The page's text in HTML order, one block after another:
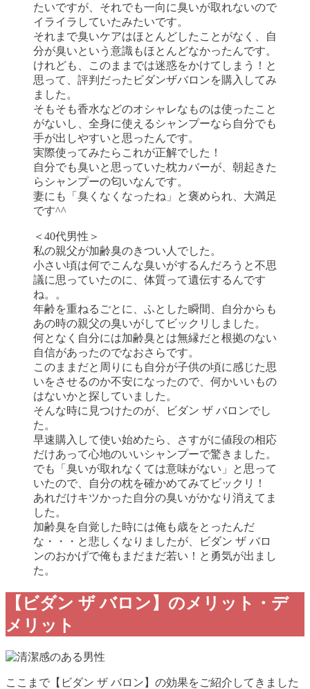
たいですが、それでも一向に臭いが取れないので
イライラしていたみたいです。
それまで臭いケアはほとんどしたことがなく、自
分が臭いという意識もほとんどなかったんです。
けれども、このままでは迷惑をかけてしまう！と
思って、評判だったビダンザバロンを購入してみ
ました。
そもそも香水などのオシャレなものは使ったこと
がないし、全身に使えるシャンプーなら自分でも
手が出しやすいと思ったんです。
実際使ってみたらこれが正解でした！
自分でも臭いと思っていた枕カバーが、朝起きた
らシャンプーの匂いなんです。
妻にも「臭くなくなったね」と褒められ、大満足
です^^
＜40代男性＞
私の親父が加齢臭のきつい人でした。
小さい頃は何でこんな臭いがするんだろうと不思
議に思っていたのに、体質って遺伝するんです
ね。。
年齢を重ねるごとに、ふとした瞬間、自分からも
あの時の親父の臭いがしてビックリしました。
何となく自分には加齢臭とは無縁だと根拠のない
自信があったのでなおさらです。
このままだと周りにも自分が子供の頃に感じた思
いをさせるのか不安になったので、何かいいもの
はないかと探していました。
そんな時に見つけたのが、ビダン ザ バロンでし
た。
早速購入して使い始めたら、さすがに値段の相応
だけあって心地のいいシャンプーで驚きました。
でも「臭いが取れなくては意味がない」と思って
いたので、自分の枕を確かめてみてビックリ！
あれだけキツかった自分の臭いがかなり消えてま
した。
加齢臭を自覚した時には俺も歳をとったんだ
な・・・と悲しくなりましたが、ビダン ザ バロ
ンのおかげで俺もまだまだ若い！と勇気が出まし
た。
【ビダン ザ バロン】のメリット・デ
メリット
ここまで 【ビダン ザ バロン】 の効果をご紹介してきました